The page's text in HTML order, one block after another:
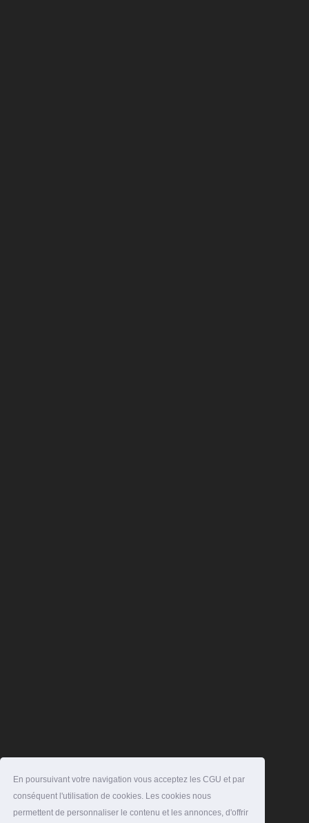
En poursuivant votre navigation vous acceptez les CGU et par
conséquent l'utilisation de cookies. Les cookies nous
permettent de personnaliser le contenu et les annonces, d'offrir